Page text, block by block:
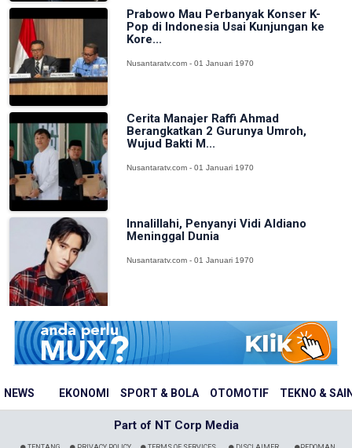
NEWS EKONOMI SPORT & BOLA OTOMOTIF TEKNO &
Prabowo Mau Perbanyak Konser K-
Pop di Indonesia Usai Kunjungan ke
Kore...
Nusantaratv.com - 01 Januari 1970
Cerita Manajer Raffi Ahmad
Berangkatkan 2 Gurunya Umroh,
Wujud Bakti M...
Nusantaratv.com - 01 Januari 1970
Innalillahi, Penyanyi Vidi Aldiano
Meninggal Dunia
Nusantaratv.com - 01 Januari 1970
Part of NT Corp Media